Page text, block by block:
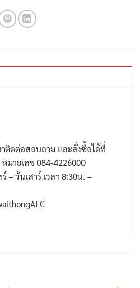
ติดต่อสอบถาม และสั่งซื้อได้ที่
มายเลข 084-4226000
– วันเสาร์ เวลา 8:30น. –